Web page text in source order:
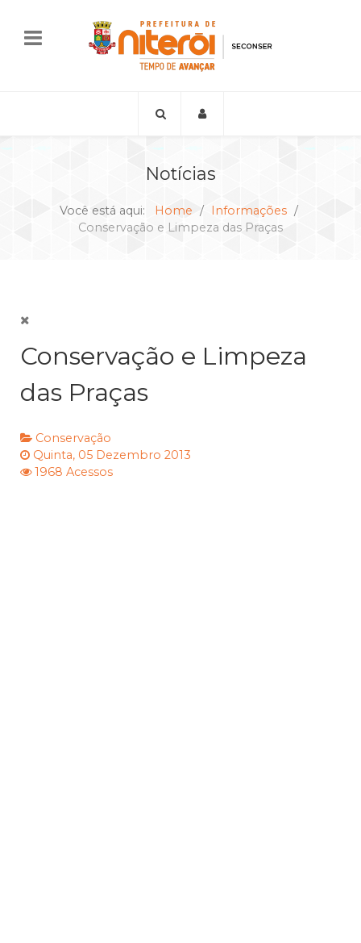
Notícias
Você está aqui: Home
Informações
Conservação e Limpeza das Praças
Conservação e Limpeza
das Praças
Conservação
Quinta, 05 Dezembro 2013
1968 Acessos